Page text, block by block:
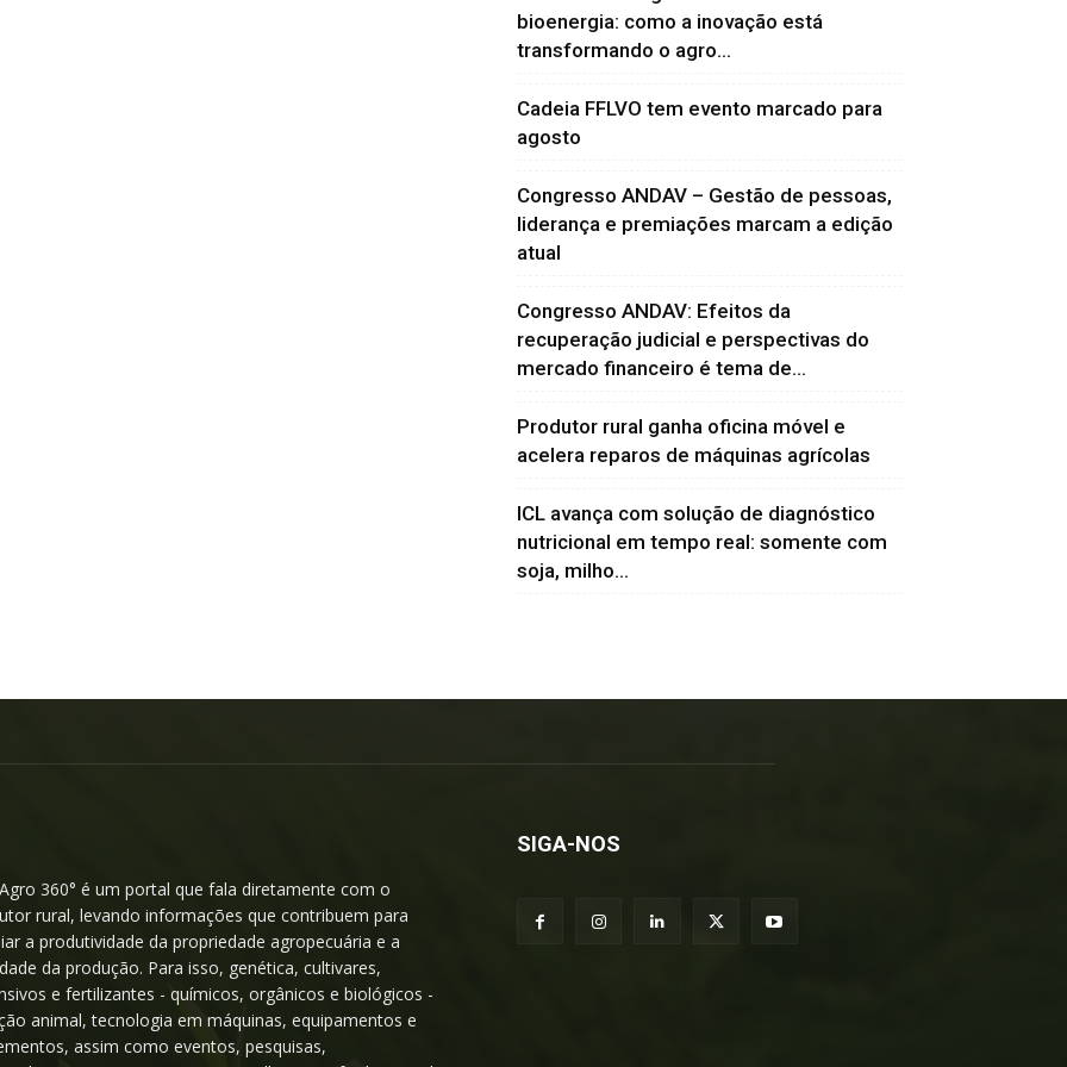
bioenergia: como a inovação está
transformando o agro...
Cadeia FFLVO tem evento marcado para
agosto
Congresso ANDAV – Gestão de pessoas,
liderança e premiações marcam a edição
atual
Congresso ANDAV: Efeitos da
recuperação judicial e perspectivas do
mercado financeiro é tema de...
Produtor rural ganha oficina móvel e
acelera reparos de máquinas agrícolas
ICL avança com solução de diagnóstico
nutricional em tempo real: somente com
soja, milho...
360° é um portal que fala diretamente com o
rural, levando informações que contribuem para
a produtividade da propriedade agropecuária e a
da produção. Para isso, genética, cultivares,
e fertilizantes - químicos, orgânicos e biológicos -
animal, tecnologia em máquinas, equipamentos e
assim como eventos, pesquisas,
SIGA-NOS